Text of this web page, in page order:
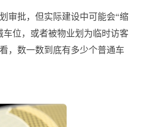
审批，但实际建设中可能会“缩
位，或者被物业划为临时访客
，数一数到底有多少个普通车